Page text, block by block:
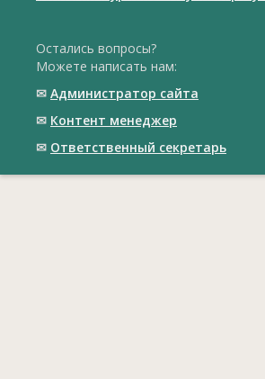
Остались вопросы?
Можете написать нам:
✉ Администратор сайта
✉ Контент менеджер
✉ Ответственный cекретарь